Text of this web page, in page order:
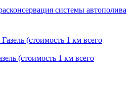
системы автополива
(стоимость 1 км всего